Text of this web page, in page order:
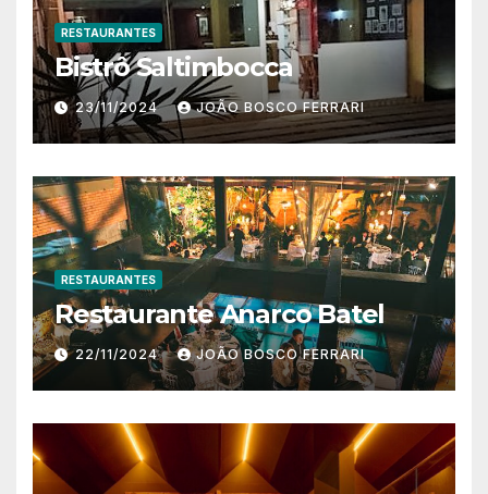
RESTAURANTES
Bistrô Saltimbocca
23/11/2024 JOÃO BOSCO FERRARI
RESTAURANTES
Restaurante Anarco Batel
22/11/2024 JOÃO BOSCO FERRARI